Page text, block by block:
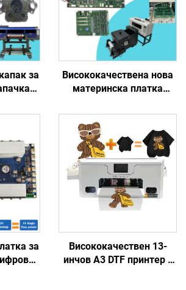
за
еко-
Висококачествена нова
материнска платка
DTF, материнска платка
Kn Fun Lansong DTF
струйни принтери за
тениски
за
Висококачествен 13-
инчов A3 DTF принтер с